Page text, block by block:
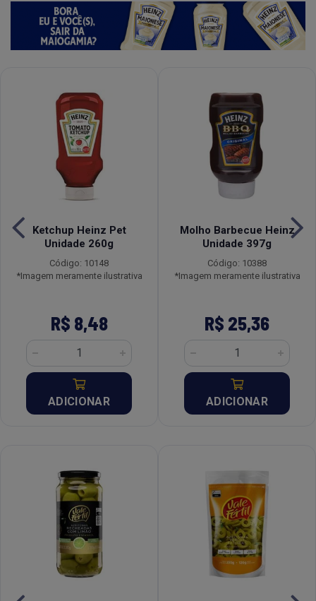
Ketchup Heinz Pet
Unidade 260g
Código: 10148
*Imagem meramente ilustrativa
R$ 8,48
ADICIONAR
Molho Barbecue Heinz
Unidade 397g
Código: 10388
*Imagem meramente ilustrativa
R$ 25,36
ADICIONAR